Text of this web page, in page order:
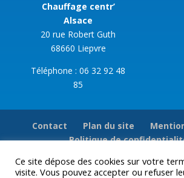
Chauffage centr’
Alsace
20 rue Robert Guth
68660 Liepvre
Téléphone : 06 32 92 48
85
Contact Plan du site
Politique de
Ce site dépose des cookies sur votre
visite. Vous pouvez accepter ou refuser